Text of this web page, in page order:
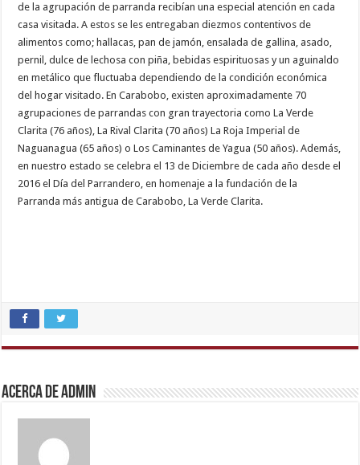
de la agrupación de parranda recibían una especial atención en cada
casa visitada. A estos se les entregaban diezmos contentivos de
alimentos como; hallacas, pan de jamón, ensalada de gallina, asado,
pernil, dulce de lechosa con piña, bebidas espirituosas y un aguinaldo
en metálico que fluctuaba dependiendo de la condición económica
del hogar visitado. En Carabobo, existen aproximadamente 70
agrupaciones de parrandas con gran trayectoria como La Verde
Clarita (76 años), La Rival Clarita (70 años) La Roja Imperial de
Naguanagua (65 años) o Los Caminantes de Yagua (50 años). Además,
en nuestro estado se celebra el 13 de Diciembre de cada año desde el
2016 el Día del Parrandero, en homenaje a la fundación de la
Parranda más antigua de Carabobo, La Verde Clarita.
indian
teen
fucked
beautiful
indian
fukad
Acerca de admin